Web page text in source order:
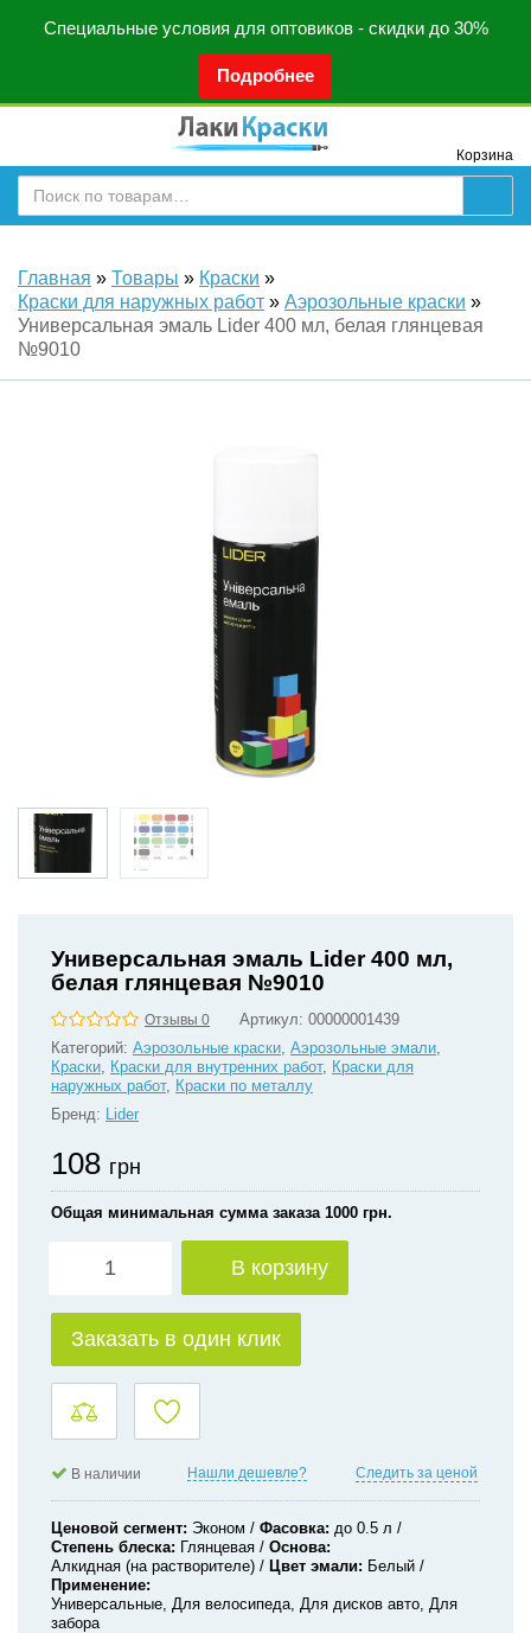
Специальные условия для оптовиков - скидки до 30%
Подробнее
Корзина
Главная » Товары » Краски »
Краски для наружных работ » Аэрозольные краски »
Универсальная эмаль Lider 400 мл, белая глянцевая
№9010
Универсальная эмаль Lider 400 мл,
белая глянцевая №9010
Отзывы 0 Артикул: 00000001439
Категорий: Аэрозольные краски, Аэрозольные эмали,
Краски, Краски для внутренних работ, Краски для
наружных работ, Краски по металлу
Бренд: Lider
108 грн
Общая минимальная сумма заказа 1000 грн.
В корзину
Заказать в один клик
В наличии Нашли дешевле? Следить за ценой
Ценовой сегмент Эконом Фасовка до 0.5 л
Степень блеска
Глянцевая
Основа
Алкидная (на растворителе)
Цвет эмали
Белый
Применение
Универсальные, Для велосипеда, Для дисков авто, Для
забора